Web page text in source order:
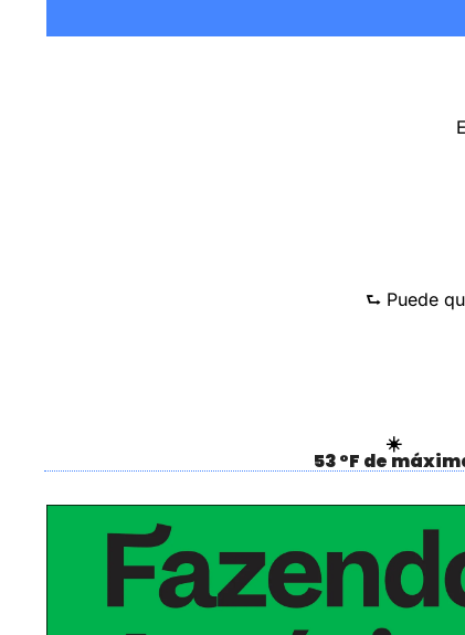
⮑ Puede
☀️
53 °F de